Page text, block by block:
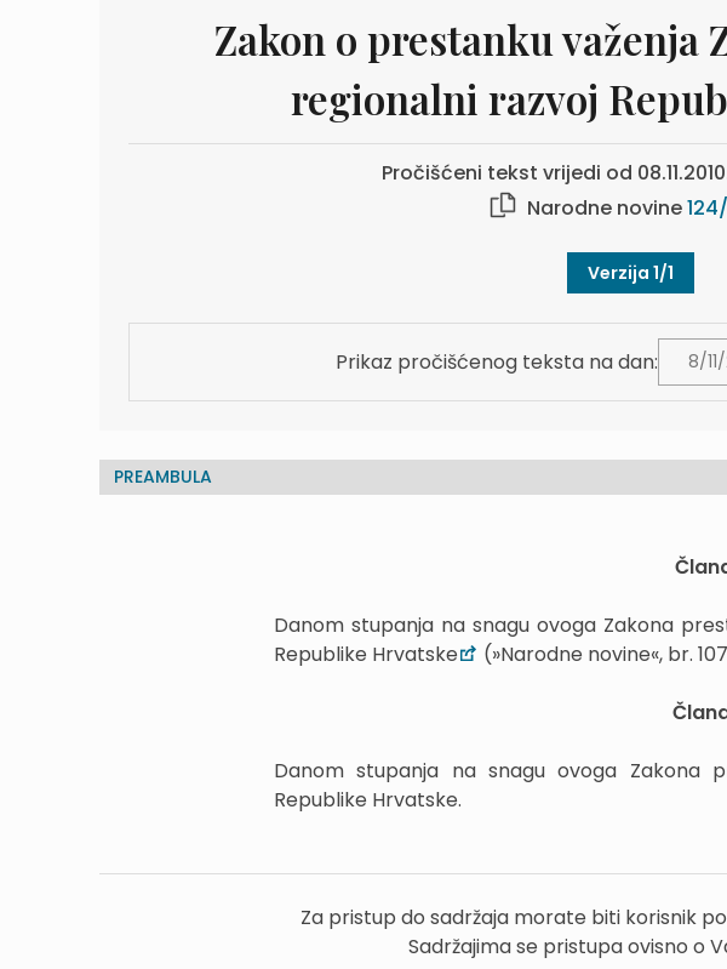
Zakon o prestanku važenja
regionalni razvoj
Pročišćeni tekst vrijedi od
Narodne novine
Verzija 1/1
Prikaz pročišćenog teksta na dan:
PREAMBULA
Danom stupanja na snagu ovoga Zakona
Republike Hrvatske
(»Narodne novine«, br.
Danom stupanja na snagu ovoga Zakona
Republike Hrvatske.
Za pristup do sadržaja morate biti korisnik
Sadržajima se pristupa ovisno o